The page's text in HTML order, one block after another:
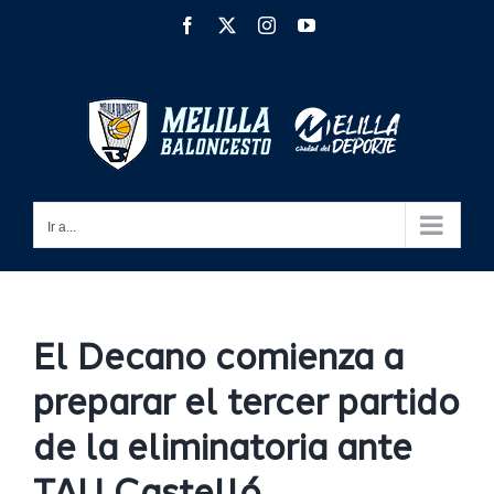
Facebook InstagramYouTube
Ir a...
El Decano comienza a
preparar el tercer partido
de la eliminatoria ante